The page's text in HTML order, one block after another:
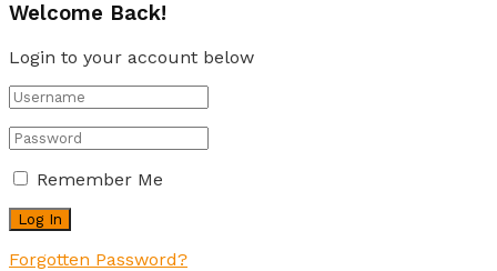
Welcome Back!
Login to your account below
Remember Me
Forgotten Password?